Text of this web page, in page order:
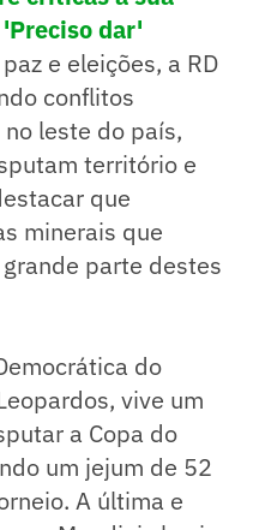
dar'
e eleições, a RD
conflitos
leste do país,
território e
que
minerais que
parte destes
do
vive um
a Copa do
um jejum de 52
A última e